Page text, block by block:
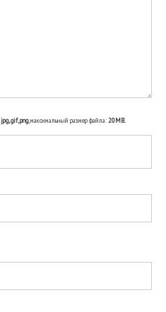
jpg, gif, png, максимальный размер файла:20MB.